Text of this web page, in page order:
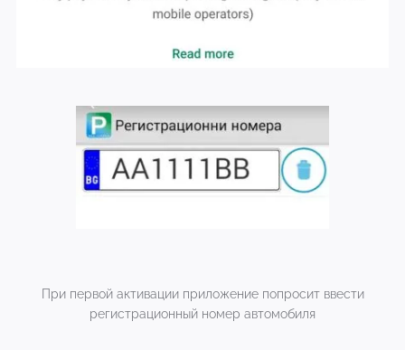
При первой активации приложение попросит ввести
регистрационный номер автомобиля